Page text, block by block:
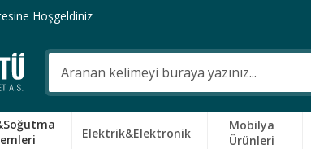
Hoşgeldiniz
Ara
Elektrik&Elektronik
Mobilya
Ürünleri